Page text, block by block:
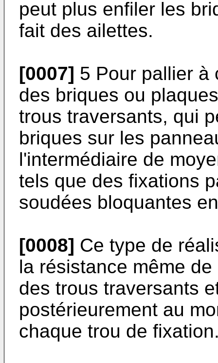
peut plus enfiler les
fait des ailettes.
[0007] 5 Pour pallier à
des briques ou
trous traversants, qui
briques sur les
l'intermédiaire de
tels que des fixations
soudées bloquantes
[0008] Ce type de
la résistance même
des trous traversants
postérieurement au
chaque trou de